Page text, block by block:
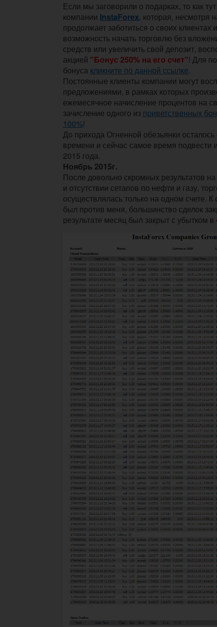
Если мы заговорили о подарках, то как
компании InstaForex, которая, несмотря
продолжает заботиться о своих клиентах
возможность начать торговлю без
средств или увеличить свой депозит,
акцией "Бонус 250% на его счет"! Для
бонуса кликните по данной ссылке.
Постоянные клиенты компании могут
предложениями, в рамках которых
ежемесячное начисление процентов на
зачисление одного из приветственных
100%!
До прихода Огненной обезьянки
времени и сейчас самое время подвести
2015 года.
Ноябрь 2015г.
После довольно скромных результатов
и отсутствии сетапов по нефти и газу,
осуществлялась только на одном счете.
был против меня, большинство сделок
результате месяц был закрыт с убытком в